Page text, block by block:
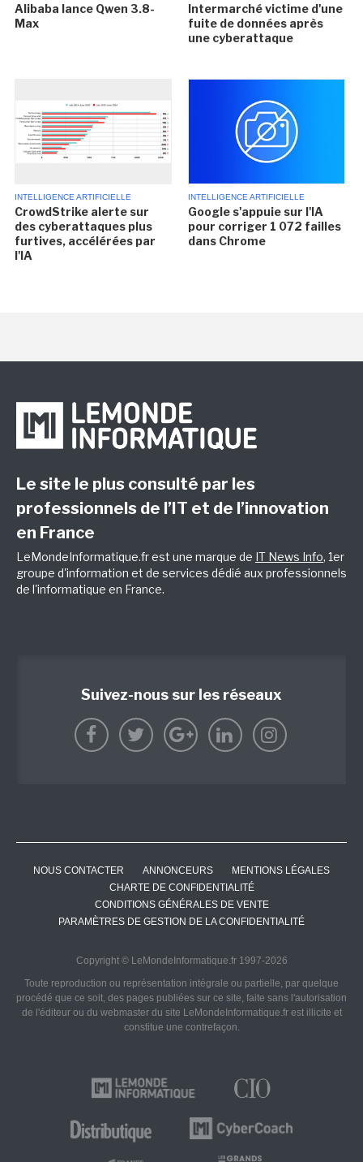
Alibaba lance Qwen 3.8-
Max
Intermarché victime d'une
fuite de données après
une cyberattaque
INTELLIGENCE ARTIFICIELLE
CrowdStrike alerte sur
des cyberattaques plus
furtives, accélérées par
l'IA
INTELLIGENCE ARTIFICIELLE
Google s'appuie sur l'IA
pour corriger 1 072 failles
dans Chrome
Le site le plus consulté par les
professionnels de l’IT et de l’innovation
en France
LeMondeInformatique.fr est une marque de IT News Info, 1er
groupe d'information et de services dédié aux professionnels
de l'informatique en France.
Suivez-nous sur les réseaux
NOUS CONTACTER ANNONCEURS
MENTIONS LÉGALES
CHARTE DE CONFIDENTIALITÉ
CONDITIONS GÉNÉRALES DE VENTE
PARAMÈTRES DE GESTION DE LA CONFIDENTIALITÉ
Copyright © LeMondeInformatique.fr 1997-2026
Toute reproduction ou représentation intégrale ou partielle, par quelque
procédé que ce soit, des pages publiées sur ce site, faite sans l'autorisation
de l'éditeur ou du webmaster du site LeMondeInformatique.fr est illicite et
constitue une contrefaçon.